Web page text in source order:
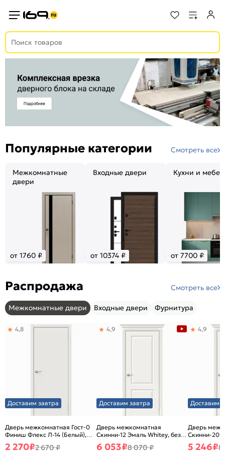
Популярные категории Смотреть все
Межкомнатные
двери
от 1760 ₽
Входные двери
от 10374 ₽
Кухни и
от 7700 ₽
Распродажа Смотреть все
Межкомнатные двери Входные двери Фурнитура
Доставим завтра
Дверь межкомнатная Гост-0
Финиш Флекс Л-14 (Белый),
глухая, каркасно-щитовая
4,8
2 270₽2 670 ₽
Доставим завтра
Дверь межкомнатная
Скинни-12 Эмаль Whitey, без
декора, глухая, без стекла,
без кромки, скиновая
4,9
6 053₽8 070 ₽
Доставим
Дверь
Скинни-20
декора,
без кромки,
4,9
5 246₽8